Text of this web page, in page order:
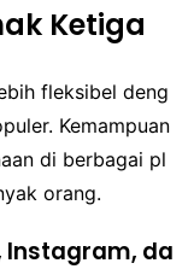
Ketiga
fleksibel deng
Kemampuan
di berbagai pl
orang.
Instagram, da